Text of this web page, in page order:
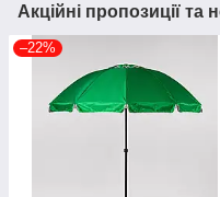
Акційні пропозиції та
–22%